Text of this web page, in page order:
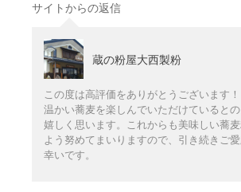
サイトからの返信
蔵の粉屋大西製粉
この度は高評価をありがとうございます！
温かい蕎麦を楽しんでいただけていると
嬉しく思います。これからも美味しい蕎
よう努めてまいりますので、引き続きご
幸いです。